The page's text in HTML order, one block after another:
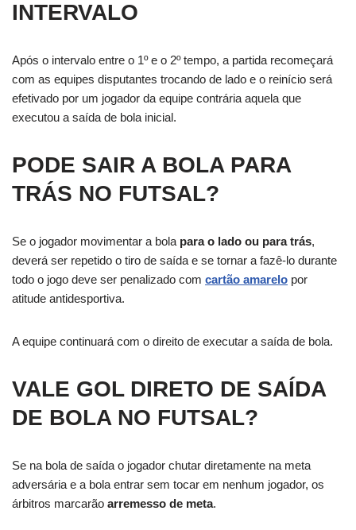
INTERVALO
Após o intervalo entre o 1º e o 2º tempo, a partida recomeçará
com as equipes disputantes trocando de lado e o reinício será
efetivado por um jogador da equipe contrária aquela que
executou a saída de bola inicial.
PODE SAIR A BOLA PARA
TRÁS NO FUTSAL?
Se o jogador movimentar a bola para o lado ou para trás,
deverá ser repetido o tiro de saída e se tornar a fazê-lo durante
todo o jogo deve ser penalizado com cartão amarelo por
atitude antidesportiva.
A equipe continuará com o direito de executar a saída de bola.
VALE GOL DIRETO DE SAÍDA
DE BOLA NO FUTSAL?
Se na bola de saída o jogador chutar diretamente na meta
adversária e a bola entrar sem tocar em nenhum jogador, os
árbitros marcarão arremesso de meta.